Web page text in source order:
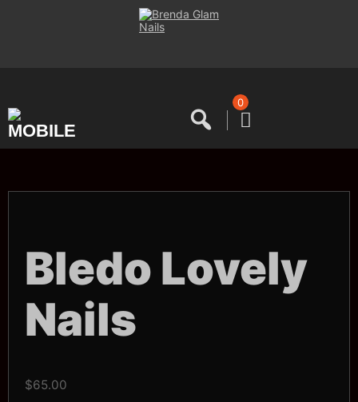
0
Bledo Lovely
Nails
$65.00